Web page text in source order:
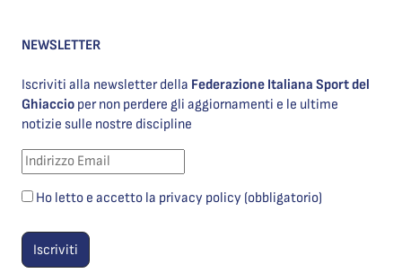
NEWSLETTER
Iscriviti alla newsletter della Federazione Italiana Sport del
Ghiaccio per non perdere gli aggiornamenti e le ultime
notizie sulle nostre discipline
Ho letto e accetto la privacy policy (obbligatorio)